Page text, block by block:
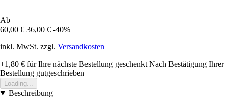
Ab
60,00 € 36,00 € -40%
inkl. MwSt. zzgl. Versandkosten
+1,80 € für Ihre nächste Bestellung geschenkt Nach Bestätigung Ihrer
Bestellung gutgeschrieben
Loading...
Beschreibung